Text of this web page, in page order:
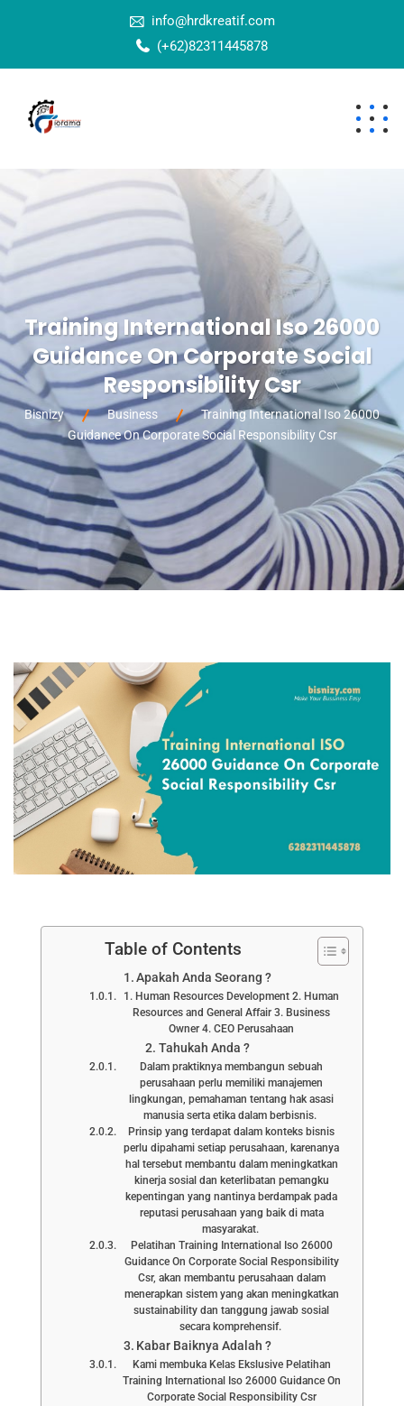
info@hrdkreatif.com
(+62)82311445878
Training International Iso 26000
Guidance On Corporate Social
Responsibility Csr
Bisnizy Business
Training International Iso 26000
Guidance On Corporate Social Responsibility Csr
Table of Contents
Apakah Anda Seorang ?
1. Human Resources Development 2. Human
Resources and General Affair 3. Business
Owner 4. CEO Perusahaan
Tahukah Anda ?
Dalam praktiknya membangun sebuah
perusahaan perlu memiliki manajemen
lingkungan, pemahaman tentang hak asasi
manusia serta etika dalam berbisnis.
Prinsip yang terdapat dalam konteks bisnis
perlu dipahami setiap perusahaan, karenanya
hal tersebut membantu dalam meningkatkan
kinerja sosial dan keterlibatan pemangku
kepentingan yang nantinya berdampak pada
reputasi perusahaan yang baik di mata
masyarakat.
Pelatihan Training International Iso 26000
Guidance On Corporate Social Responsibility
Csr, akan membantu perusahaan dalam
menerapkan sistem yang akan meningkatkan
sustainability dan tanggung jawab sosial
secara komprehensif.
Kabar Baiknya Adalah ?
Kami membuka Kelas Ekslusive Pelatihan
Training International Iso 26000 Guidance On
Corporate Social Responsibility Csr